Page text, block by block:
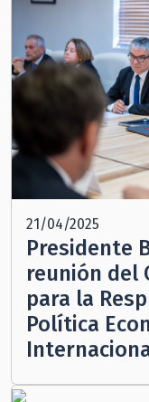
21/04/2025
Presidente
reunión del
para la
Política